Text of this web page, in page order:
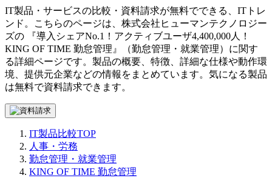
IT製品・サービスの比較・資料請求が無料でできる、ITトレ
ンド。こちらのページは、 株式会社ヒューマンテクノロジー
ズの 『導入シェアNo.1！アクティブユーザ4,400,000人！
KING OF TIME 勤怠管理 』（勤怠管理・就業管理）に関す
る詳細ページです。製品の概要、特徴、詳細な仕様や動作環
境、提供元企業などの情報をまとめています。気になる製品
は無料で資料請求できます。
IT製品比較TOP
人事・労務
勤怠管理・就業管理
KING OF TIME 勤怠管理